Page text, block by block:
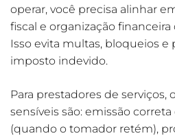
operar, você precisa alinhar
fiscal e organização
Isso evita multas, bloqueios
imposto indevido.
Para prestadores de serviços,
sensíveis são: emissão
(quando o tomador retém),